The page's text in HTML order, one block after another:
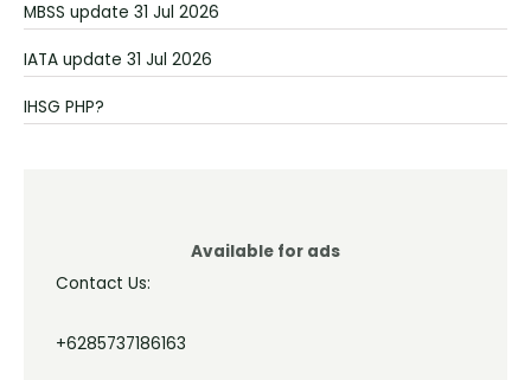
MBSS update 31 Jul 2026
IATA update 31 Jul 2026
IHSG PHP?
Available for ads
Contact Us:
+6285737186163